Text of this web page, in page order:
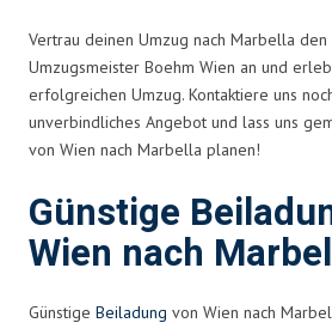
Vertrau deinen Umzug nach Marbella
Umzugsmeister Boehm Wien an und
erfolgreichen Umzug. Kontaktiere uns
unverbindliches Angebot und lass uns
von Wien nach Marbella planen!
Günstige
Wien nach
Günstige Beiladung von Wien nach